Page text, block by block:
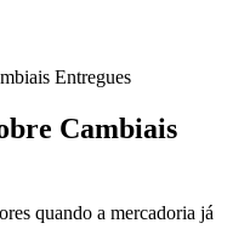
Entregues
Cambiais
quando a mercadoria já